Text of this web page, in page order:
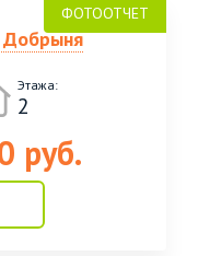
Этажа:
2
руб.